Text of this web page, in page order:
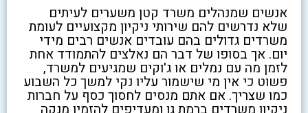
אנשים שמנהלים משרד קטן משערים לעיתים
שלא נדרשים להם שירותי ניקיון מקצועיים לעומת
משרדים גדולים בהם עובדים אנשים רבים מידי
יום. אך בסופו של דבר הם נאלצים להתמודד אחת
לזמן מה עם נמלים או ג'וקים שמגיעים למשרד,
פשוט כי אין מי שישמור עליו נקי למשך כל השבוע
כמו שצריך. אם אתם מנסים לחסוך כסף על חברות